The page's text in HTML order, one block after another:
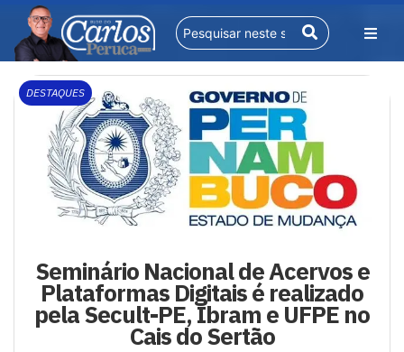
DESTAQUES
Seminário Nacional de Acervos e
Plataformas Digitais é realizado
pela Secult-PE, Ibram e UFPE no
Cais do Sertão